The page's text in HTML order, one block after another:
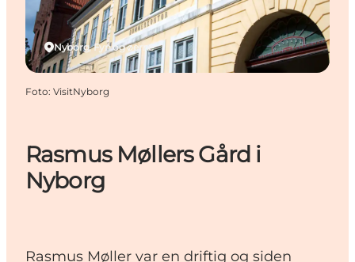
Rasmus Møllers Gård i
Nyborg
Rasmus Møller var en driftig og siden
Nyborg, Fyn og øerne
Foto: VisitNyborg